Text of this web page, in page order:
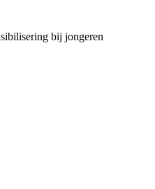
bij jongeren